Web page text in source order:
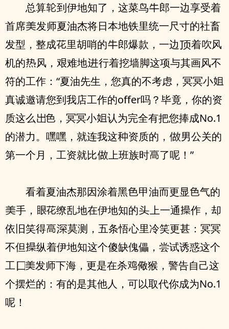
总算 到伊地知了，这菜鸟
郎一边享受着
首席
发师夏油杰将日本地铁里统一尺寸的社畜
发型，整成
里胡哨的 郎爆款，一边 着
风
机的
风，艰难地
行着挖墙脚这项与其画风不
符的工作：“夏油先生，您真的不考虑，冥冥小
真诚邀请您到我店工作的offer吗？毕竟，你的资
质这么
，冥冥小
认为完全有把您捧成No.1
的潜力。嘿嘿，就连我这
资质的，
男公关的
第一个月，工资就比
上班族时 了呢！”
看着夏油杰那因涂着黑 甲油而更显
气的
手，
缭 地在伊地知的 上一通
作，却
依旧笑得
莫测，五条悟心里冷笑更甚：冥冥
不但
纵着伊地知这个傻缺傀儡，尝试诱惑这个
工
发师下海，更是在杀
儆猴，警告自己这
个摆烂的：有的是其他人，可以取代你成为No.1
呢！